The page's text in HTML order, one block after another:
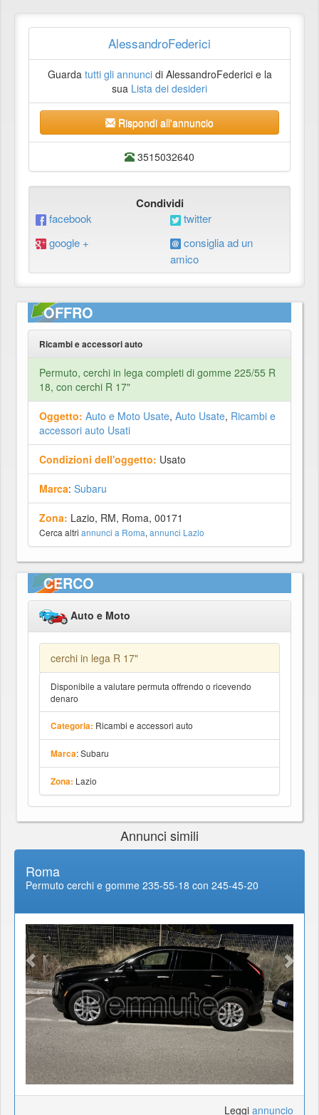
AlessandroFederici
Guarda tutti gli annuncidi AlessandroFederici e la
sua Lista dei desideri
Rispondi all'annuncio
3515032640
Condividi
facebook
twitter
google +
consiglia ad un
amico
OFFRO
Ricambi e accessori auto
Permuto, cerchi in lega completi di gomme 225/55 R
18, con cerchi R 17"
Oggetto: Auto e Moto Usate, Auto Usate, Ricambi e
accessori auto Usati
Condizioni dell'oggetto: Usato
Marca: Subaru
Zona: Lazio, RM, Roma, 00171
Cerca altri annunci a Roma, annunci Lazio
CERCO
Auto e Moto
cerchi in lega R 17"
Disponibile a valutare permuta offrendo o ricevendo
denaro
Categoria: Ricambi e accessori auto
Marca: Subaru
Zona: Lazio
Annunci simili
Roma
Permuto cerchi e gomme 235-55-18 con 245-45-20
Leggi annuncio